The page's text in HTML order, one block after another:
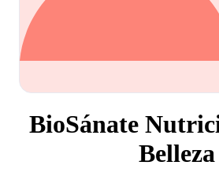
BioSánate
Belleza